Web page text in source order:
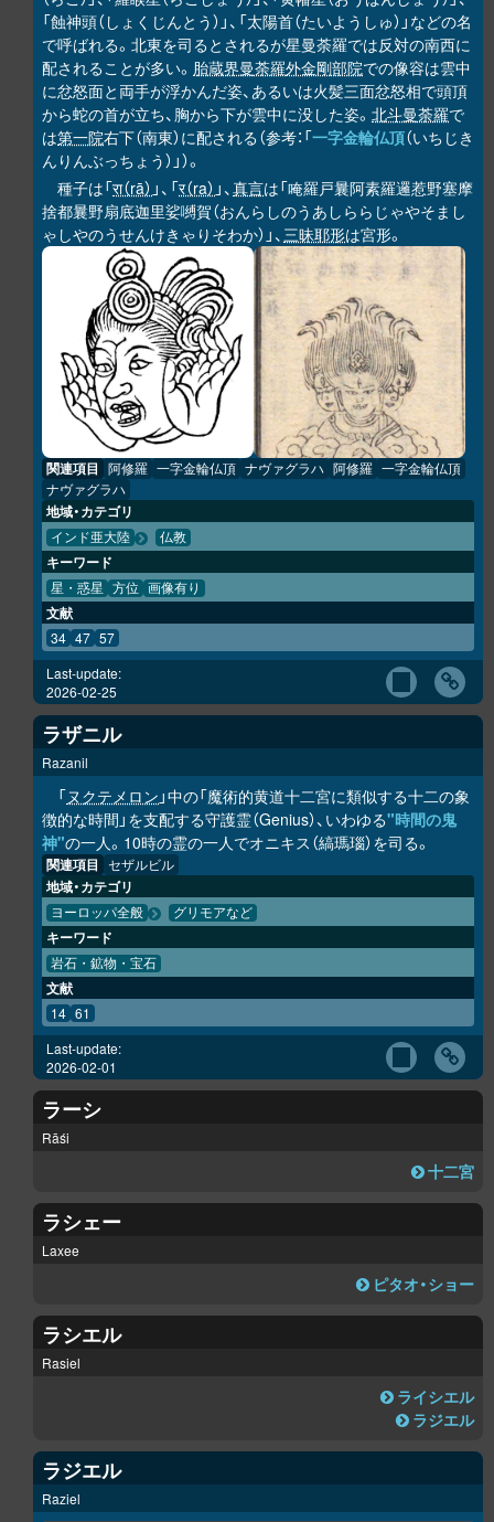
「蝕神頭（しょくじんとう）」、「太陽首（たいようしゅ）」などの名
で呼ばれる。北東を司るとされるが星曼荼羅では反対の南西に
配されることが多い。 胎蔵界曼荼羅外金剛部院での像容は雲中
に忿怒面と両手が浮かんだ姿、あるいは火髪三面忿怒相で頭頂
から蛇の首が立ち、胸から下が雲中に没した姿。 北斗曼荼羅で
は第一院右下（南東）に配される（参考：「一字金輪仏頂（いちじき
んりんぶっちょう）」）。
種子は「रा（rā） 」、「र（ra） 」、真言は「唵羅戸曩阿素羅邏惹野塞摩
捨都曩野扇底迦里娑嚩賀（おんらしのうあしららじゃやそまし
ゃしやのうせんけきゃりそわか）」、三昧耶形は宮形。
関連項目 阿修羅 一字金輪仏頂 ナヴァグラハ 阿修羅 一字金輪仏頂
ナヴァグラハ
地域・カテゴリ
インド亜大陸 仏教
キーワード
星・惑星 方位 画像有り
文献
34 47 57
Last-update:
2026-02-25
ラザニル
Razanil
「ヌクテメロン 」中の「魔術的黄道十二宮に類似する十二の象
徴的な時間」を支配する守護霊（Genius）、いわゆる"時間の鬼
神"の一人。10時の霊の一人でオニキス（縞瑪瑙）を司る。
関連項目 セザルビル
地域・カテゴリ
ヨーロッパ全般 グリモアなど
キーワード
岩石・鉱物・宝石
文献
14 61
Last-update:
2026-02-01
ラーシ
Rāśi
十二宮
ラシェー
Laxee
ピタオ・ショー
ラシエル
Rasiel
ライシエル
ラジエル
ラジエル
Raziel